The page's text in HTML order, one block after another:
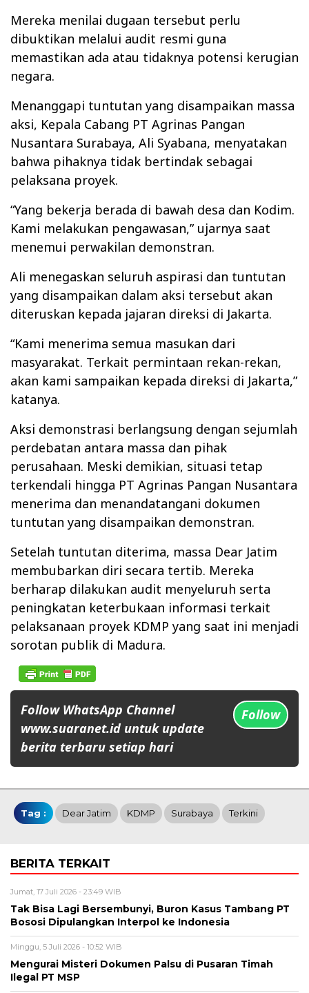
Mereka menilai dugaan tersebut perlu
dibuktikan melalui audit resmi guna
memastikan ada atau tidaknya potensi kerugian
negara.
Menanggapi tuntutan yang disampaikan massa
aksi, Kepala Cabang PT Agrinas Pangan
Nusantara Surabaya, Ali Syabana, menyatakan
bahwa pihaknya tidak bertindak sebagai
pelaksana proyek.
“Yang bekerja berada di bawah desa dan Kodim.
Kami melakukan pengawasan,”ujarnya saat
menemui perwakilan demonstran.
Ali menegaskan seluruh aspirasi dan tuntutan
yang disampaikan dalam aksi tersebut akan
diteruskan kepada jajaran direksi di Jakarta.
“Kami menerima semua masukan dari
masyarakat. Terkait permintaan rekan-rekan,
akan kami sampaikan kepada direksi di Jakarta,”
katanya.
Aksi demonstrasi berlangsung dengan sejumlah
perdebatan antara massa dan pihak
perusahaan. Meski demikian, situasi tetap
terkendali hingga PT Agrinas Pangan Nusantara
menerima dan menandatangani dokumen
tuntutan yang disampaikan demonstran.
Setelah tuntutan diterima, massa Dear Jatim
membubarkan diri secara tertib. Mereka
berharap dilakukan audit menyeluruh serta
peningkatan keterbukaan informasi terkait
pelaksanaan proyek KDMP yang saat ini menjadi
sorotan publik di Madura.
Follow WhatsApp Channel
www.suaranet.id untuk update
berita terbaru setiap hari
Follow
Tag : Dear Jatim KDMP Surabaya Terkini
BERITA TERKAIT
Jumat, 17 Juli 2026 - 23:49 WIB
Tak Bisa Lagi Bersembunyi, Buron Kasus Tambang PT
Bososi Dipulangkan Interpol ke Indonesia
Minggu, 5 Juli 2026 - 10:52 WIB
Mengurai Misteri Dokumen Palsu di Pusaran Timah
Ilegal PT MSP